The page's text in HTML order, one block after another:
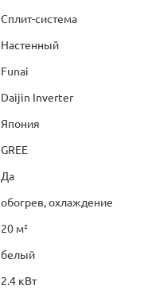
Сплит-система
Настенный
Funai
Daijin Inverter
Япония
GREE
Да
обогрев, охлаждение
20 м²
белый
2.4 кВт